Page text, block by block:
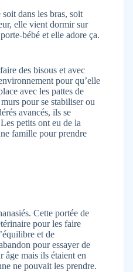
dans les bras, soit
elle vient dormir sur
bébé et elle adore ça.
des bisous et avec
pour qu’elle
avec les pattes de
pour se stabiliser ou
avancés, ils se
petits ont eu de la
famille pour prendre
Cette portée de
pour les faire
et de
pour essayer de
âge mais ils étaient en
ne pouvait les prendre.